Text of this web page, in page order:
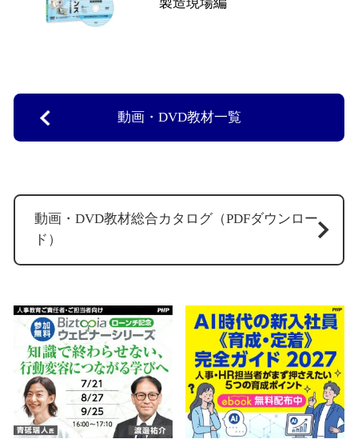
動画・DVD教材一覧
動画・DVD教材総合カタログ（PDFダウンロー
ド）